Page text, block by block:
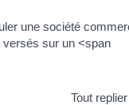
une société
versés sur un <span
Tout replier